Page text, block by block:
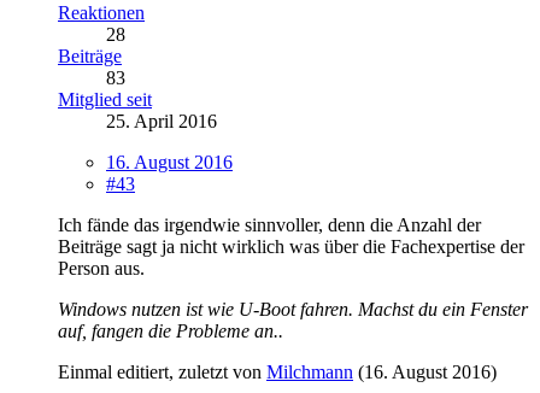
Reaktionen
28
Beiträge
83
Mitglied seit
25. April 2016
16. August 2016
#43
Ich fände das irgendwie sinnvoller, denn die Anzahl der
Beiträge sagt ja nicht wirklich was über die Fachexpertise der
Person aus.
Windows nutzen ist wie U-Boot fahren. Machst du ein Fenster
auf, fangen die Probleme an..
Einmal editiert, zuletzt von Milchmann (16. August 2016)